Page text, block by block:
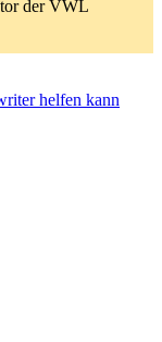
der VWL
helfen kann